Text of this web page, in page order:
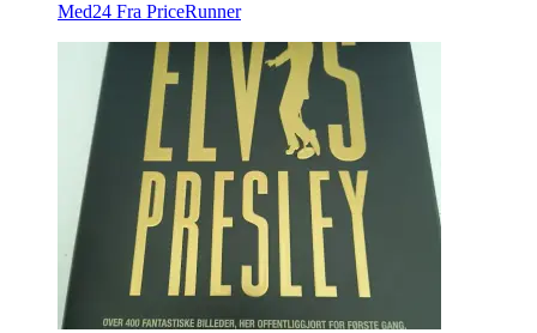
Med24 Fra PriceRunner